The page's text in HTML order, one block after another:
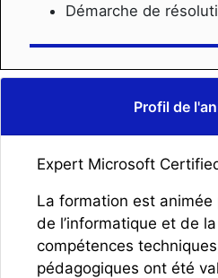
Démarche de
Profil de
Expert Microsoft
La formation est
de l’informatique et de
compétences
pédagogiques ont été